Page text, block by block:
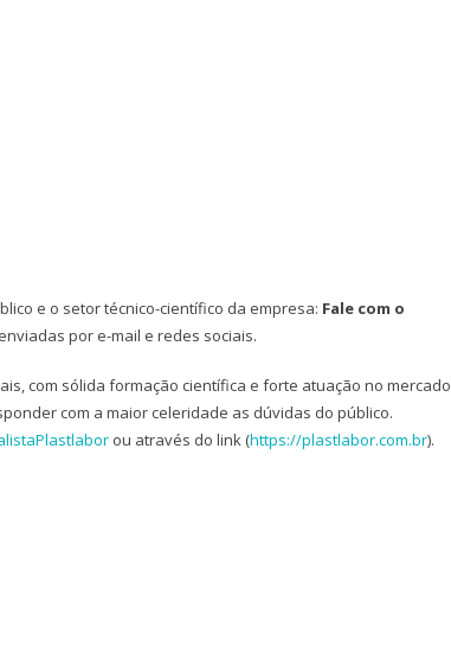
e o setor técnico-científico da empresa: Fale com o
por e-mail e redes sociais.
com sólida formação científica e forte atuação no
com a maior celeridade as dúvidas do público.
ou através do link (https://plastlabor.com.br).